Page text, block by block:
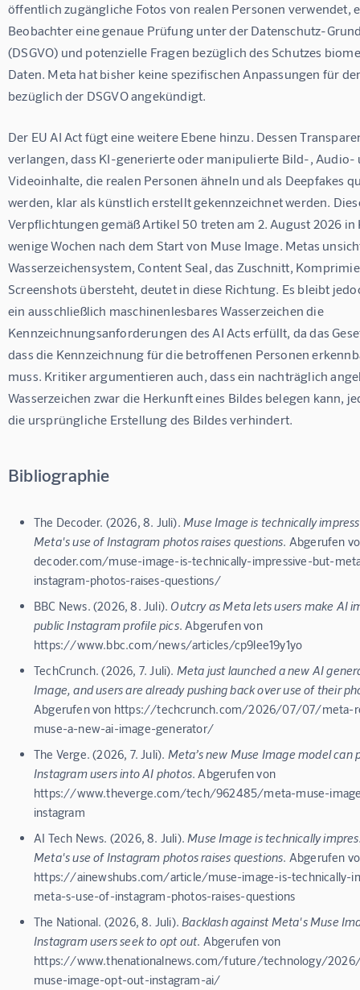
öffentlich zugängliche Fotos von realen Personen verwendet,
Beobachter eine genaue Prüfung unter der Datenschutz-
(DSGVO) und potenzielle Fragen bezüglich des Schutzes
Daten. Meta hat bisher keine spezifischen Anpassungen für
bezüglich der DSGVO angekündigt.
Der EU AI Act fügt eine weitere Ebene hinzu. Dessen
verlangen, dass KI-generierte oder manipulierte Bild-,
Videoinhalte, die realen Personen ähneln und als Deepfakes
werden, klar als künstlich erstellt gekennzeichnet werden.
Verpflichtungen gemäß Artikel 50 treten am 2. August 2026
wenige Wochen nach dem Start von Muse Image. Metas
Wasserzeichensystem, Content Seal, das Zuschnitt,
Screenshots übersteht, deutet in diese Richtung. Es bleibt
ein ausschließlich maschinenlesbares Wasserzeichen die
Kennzeichnungsanforderungen des AI Acts erfüllt, da das
dass die Kennzeichnung für die betroffenen Personen
muss. Kritiker argumentieren auch, dass ein nachträglich
Wasserzeichen zwar die Herkunft eines Bildes belegen kann,
die ursprüngliche Erstellung des Bildes verhindert.
Bibliographie
The Decoder. (2026, 8. Juli). Muse Image is technically
Meta's use of Instagram photos raises questions. Abgerufen
decoder.com/muse-image-is-technically-impressive-but-
instagram-photos-raises-questions/
BBC News. (2026, 8. Juli). Outcry as Meta lets users make AI
public Instagram profile pics. Abgerufen von
https://www.bbc.com/news/articles/cp9lee19y1yo
TechCrunch. (2026, 7. Juli). Meta just launched a new AI
Image, and users are already pushing back over use of their
Abgerufen von https://techcrunch.com/2026/07/07/meta-
muse-a-new-ai-image-generator/
The Verge. (2026, 7. Juli). Meta’s new Muse Image model can
Instagram users into AI photos. Abgerufen von
https://www.theverge.com/tech/962485/meta-muse-
instagram
AI Tech News. (2026, 8. Juli). Muse Image is technically
Meta's use of Instagram photos raises questions. Abgerufen
https://ainewshubs.com/article/muse-image-is-technically-
meta-s-use-of-instagram-photos-raises-questions
The National. (2026, 8. Juli). Backlash against Meta's Muse
Instagram users seek to opt out. Abgerufen von
https://www.thenationalnews.com/future/technology/
muse-image-opt-out-instagram-ai/